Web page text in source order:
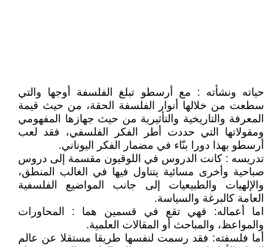
حياته ونشأته : مع أرسطو تبلغ الفلسفة أوجها والتي
سطعت من خلالها أنوار الفلسفة الحقة، من حيث قيمة
المعرفة والتاريخية والتأثيرية من حيث جهازها المفهومي
ومقولاتها التي حددت أطر الفكر الفلسفي، فقد لعب
أرسطو بهذا دورا بنّاء في مضمار الفكر اليوناني.
تدريسه : كانت الدروس في اللوقيون مقسمة إلى دروس
صباحية وأخرى مسائية يتناول فيها في الغالب المنطق،
والإلهيات والطبيعيات إلى جانب المواضيع الفلسفية
العامة كالبرغة والسياسة.
اما أعماله: فهي تقع في قسمين هما : المحاورات
والمواعظ، والمباحث أو المقالات العلمية.
أما فلسفته: فقد رسمت لنفسها طريقا مستقلا عن عالم